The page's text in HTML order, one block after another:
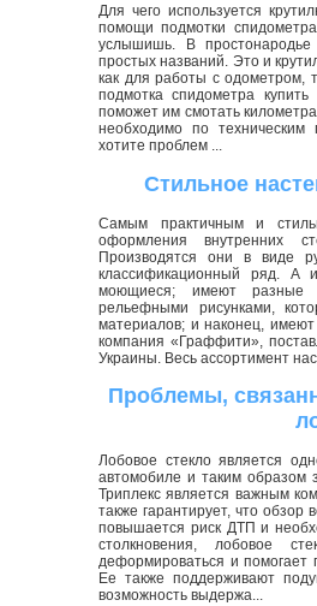
Для чего используется
помощи подмотки
услышишь. В
простых названий. Это и
как для работы с одометром,
подмотка спидометра
поможет им смотать
необходимо по
хотите проблем ...
Стильное
Самым практичным и
оформления внутренних
Производятся они в виде
классификационный ряд. А
моющиеся; имеют разные
рельефными рисунками,
материалов; и наконец,
компания «Граффити»,
Украины. Весь ассортимент
Проблемы,
Лобовое стекло является
автомобиле и таким образом
Триплекс является важным
также гарантирует, что обзор
повышается риск ДТП и
столкновения, лобовое
деформироваться и помогает
Ее также поддерживают
возможность выдержа...